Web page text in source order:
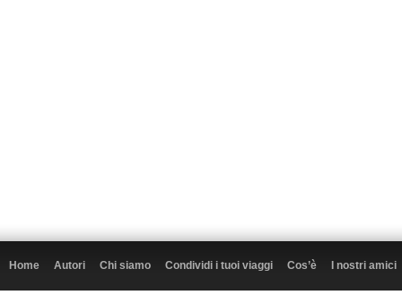
Home Autori Chi siamo Condividi i tuoi viaggi Cos’è I nostri amici